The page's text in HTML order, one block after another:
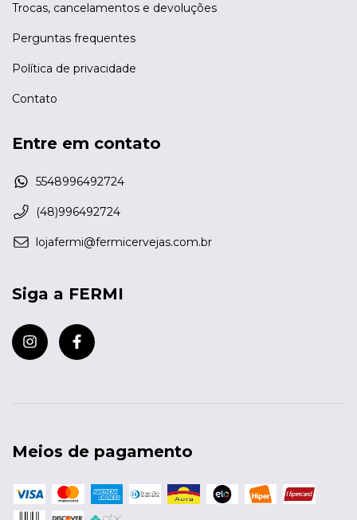
Trocas, cancelamentos e devoluções
Perguntas frequentes
Política de privacidade
Contato
Entre em contato
5548996492724
(48)996492724
lojafermi@fermicervejas.com.br
Siga a FERMI
Meios de pagamento